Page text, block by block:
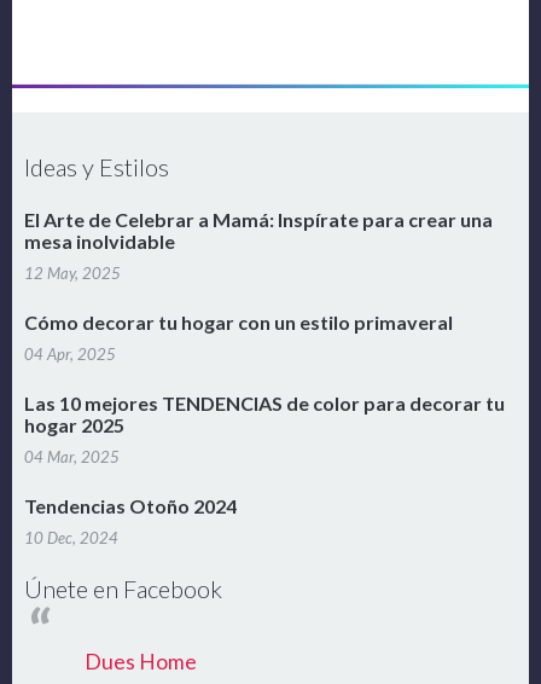
Ideas y Estilos
El Arte de Celebrar a Mamá: Inspírate para crear una
mesa inolvidable
12 May, 2025
Cómo decorar tu hogar con un estilo primaveral
04 Apr, 2025
Las 10 mejores TENDENCIAS de color para decorar tu
hogar 2025
04 Mar, 2025
Tendencias Otoño 2024
10 Dec, 2024
Únete en Facebook
Dues Home